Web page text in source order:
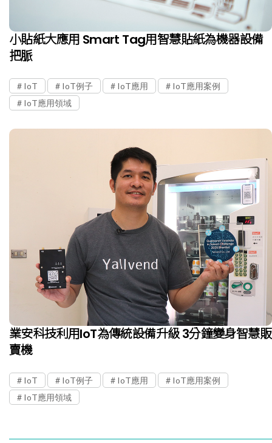
小貼紙大應用 Smart Tag用智慧貼紙為機器設備
把脈
IoT IoT例子 IoT應用
IoT應用案例
IoT應用領域
業安科技利用IoT為傳統設備升級 3分鐘變身智慧販
賣機
IoT IoT例子 IoT應用
IoT應用案例
IoT應用領域